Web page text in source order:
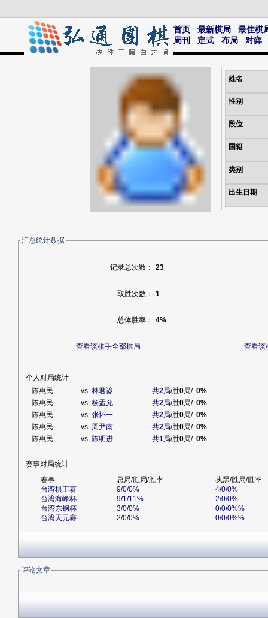
首页 最新棋局
最佳棋
周刊
定式 布局 对弈
姓名
性别
段位
国籍
类别
出生日期
汇总统计数据
记录总次数： 23
取胜次数： 1
总体胜率： 4%
查看该棋手全部棋局 查看该
个人对局统计
陈惠民
vs 林君谚 共2局/胜0局/0%
陈惠民
vs 杨孟允 共2局/胜0局/0%
陈惠民
vs 张怀一 共2局/胜0局/0%
陈惠民
vs 周尹南 共2局/胜0局/0%
陈惠民
vs 陈明进 共1局/胜0局/0%
赛事对局统计
赛事
总局/胜局/胜率
执黑/胜局/胜率
台湾棋王赛
9/0/0%
4/0/0%
台湾海峰杯
9/1/11%
2/0/0%
台湾东钢杯
3/0/0%
0/0/0%%
台湾天元赛
2/0/0% 0/0/0%%
评论文章